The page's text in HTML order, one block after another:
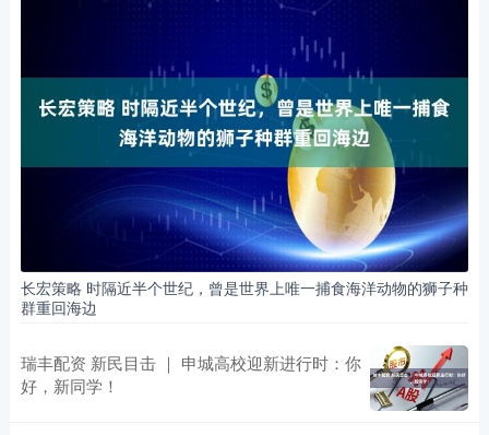
长宏策略 时隔近半个世纪，曾是世界上唯一捕食海洋动物的狮子种
群重回海边
瑞丰配资 新民目击 ｜ 申城高校迎新进行时：你
好，新同学！